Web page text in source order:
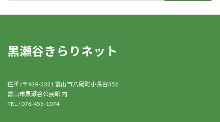
黒瀬谷きらりネット
住所 /〒939-2321 富山市八尾町小長谷352
富山市黒瀬谷公民館 内
TEL / 076-455-1074